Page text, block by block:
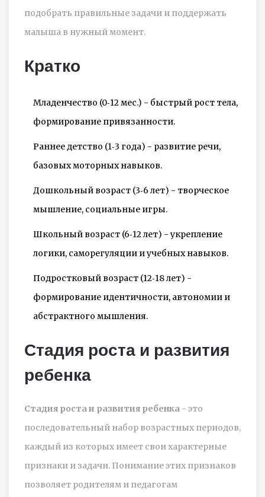
подобрать правильные задачи и поддержать
малыша в нужный момент.
Кратко
Младенчество (0‑12 мес.) - быстрый рост тела,
формирование привязанности.
Раннее детство (1‑3 года) - развитие речи,
базовых моторных навыков.
Дошкольный возраст (3‑6 лет) - творческое
мышление, социальные игры.
Школьный возраст (6‑12 лет) - укрепление
логики, саморегуляции и учебных навыков.
Подростковый возраст (12‑18 лет) -
формирование идентичности, автономии и
абстрактного мышления.
Стадия роста и развития
ребенка
Стадия роста и развития ребенка - это
последовательный набор возрастных периодов,
каждый из которых имеет свои характерные
признаки и задачи. Понимание этих признаков
позволяет родителям и педагогам